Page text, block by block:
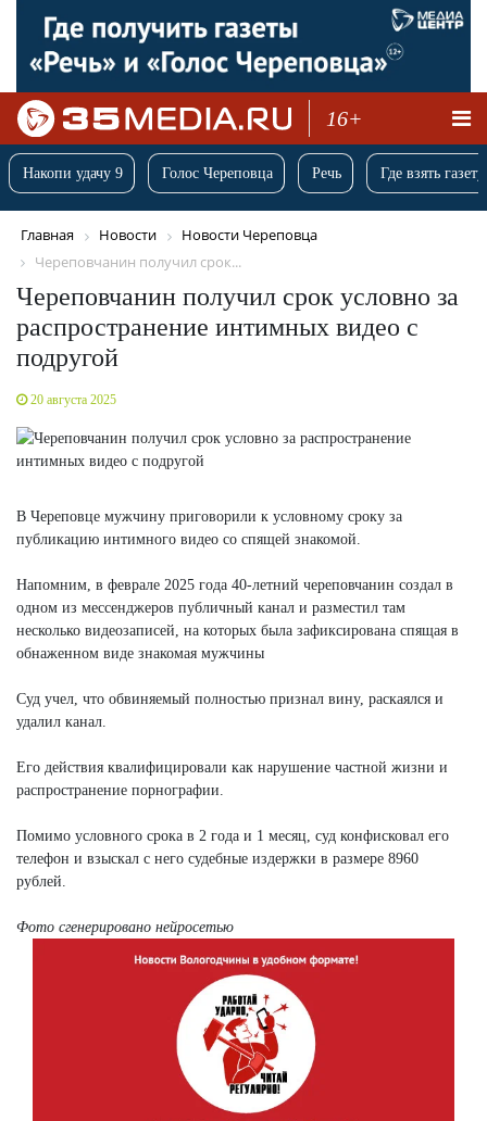
16+
Накопи удачу 9 Голос Череповца Речь Где взять
Главная Новости
Новости Череповца
Череповчанин получил срок...
Череповчанин получил срок условно за
распространение интимных видео с
подругой
20 августа 2025
В Череповце мужчину приговорили к условному сроку за
публикацию интимного видео со спящей знакомой.
Напомним, в феврале 2025 года 40-летний череповчанин создал в
одном из мессенджеров публичный канал и разместил там
несколько видеозаписей, на которых была зафиксирована спящая в
обнаженном виде знакомая мужчины
Суд учел, что обвиняемый полностью признал вину, раскаялся и
удалил канал.
Его действия квалифицировали как нарушение частной жизни и
распространение порнографии.
Помимо условного срока в 2 года и 1 месяц, суд конфисковал его
телефон и взыскал с него судебные издержки в размере 8960
рублей.
Фото сгенерировано нейросетью